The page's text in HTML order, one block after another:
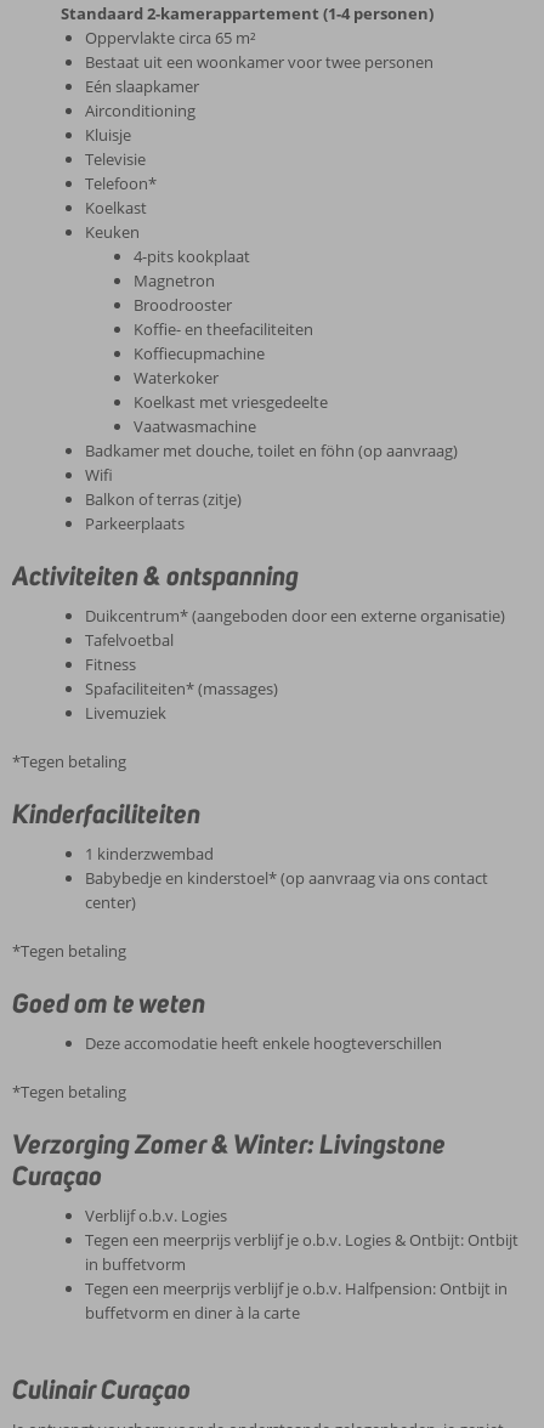
Standaard 2-kamerappartement (1-4 personen)
Oppervlakte circa 65 m²
Bestaat uit een woonkamer voor twee personen
Eén slaapkamer
Airconditioning
Kluisje
Televisie
Telefoon*
Koelkast
Keuken
4-pits kookplaat
Magnetron
Broodrooster
Koffie- en theefaciliteiten
Koffiecupmachine
Waterkoker
Koelkast met vriesgedeelte
Vaatwasmachine
Badkamer met douche, toilet en föhn (op aanvraag)
Wifi
Balkon of terras (zitje)
Parkeerplaats
Activiteiten & ontspanning
Duikcentrum* (aangeboden door een externe organisatie)
Tafelvoetbal
Fitness
Spafaciliteiten* (massages)
Livemuziek
*Tegen betaling
Kinderfaciliteiten
1 kinderzwembad
Babybedje en kinderstoel* (op aanvraag via ons contact
center)
*Tegen betaling
Goed om te weten
Deze accomodatie heeft enkele hoogteverschillen
*Tegen betaling
Verzorging Zomer & Winter: Livingstone
Curaçao
Verblijf o.b.v. Logies
Tegen een meerprijs verblijf je o.b.v. Logies & Ontbijt: Ontbijt
in buffetvorm
Tegen een meerprijs verblijf je o.b.v. Halfpension: Ontbijt in
buffetvorm en diner à la carte
Culinair Curaçao